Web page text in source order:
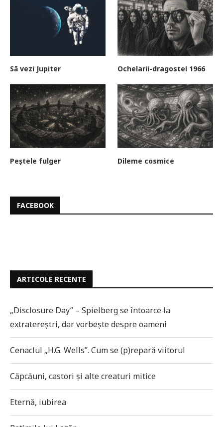
Să vezi Jupiter Ochelarii-dragostei 1966
Peștele fulger Dileme cosmice
FACEBOOK
ARTICOLE RECENTE
„Disclosure Day” – Spielberg se întoarce la
extratereștri, dar vorbește despre oameni
Cenaclul „H.G. Wells”. Cum se (p)repară viitorul
Căpcăuni, castori și alte creaturi mitice
Eternă, iubirea